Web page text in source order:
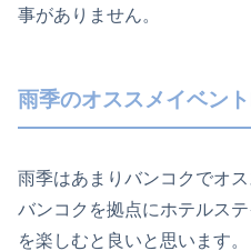
事がありません。
雨季のオススメイベン
雨季はあまりバンコクでオ
バンコクを拠点にホテルス
を楽しむと良いと思います。